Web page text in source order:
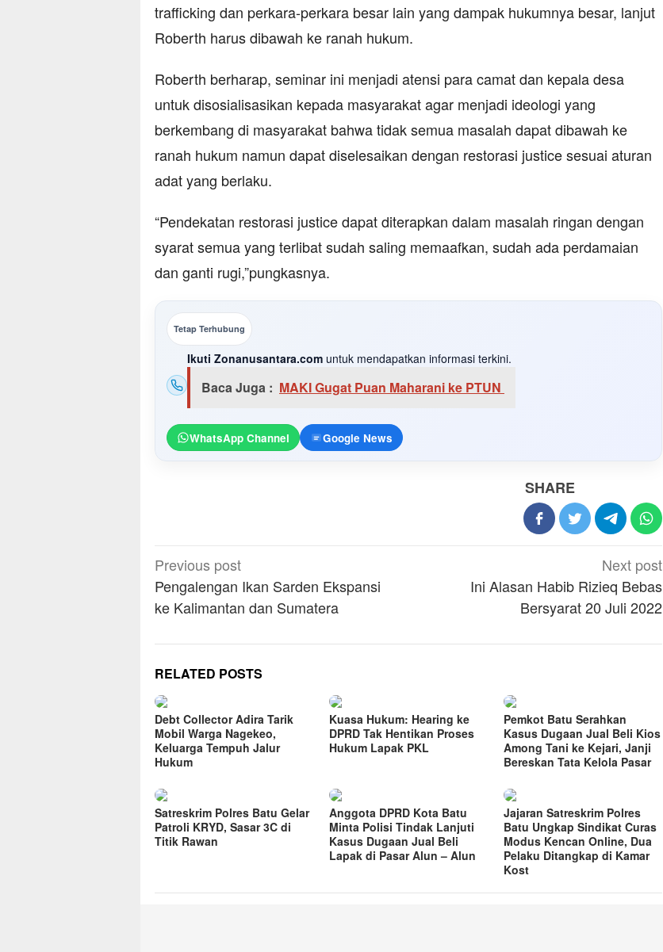
trafficking dan perkara-perkara besar lain yang dampak hukumnya besar, lanjut
Roberth harus dibawah ke ranah hukum.
Roberth berharap, seminar ini menjadi atensi para camat dan kepala desa
untuk disosialisasikan kepada masyarakat agar menjadi ideologi yang
berkembang di masyarakat bahwa tidak semua masalah dapat dibawah ke
ranah hukum namun dapat diselesaikan dengan restorasi justice sesuai aturan
adat yang berlaku.
“Pendekatan restorasi justice dapat diterapkan dalam masalah ringan dengan
syarat semua yang terlibat sudah saling memaafkan, sudah ada perdamaian
dan ganti rugi,”pungkasnya.
Tetap Terhubung
Ikuti Zonanusantara.com untuk mendapatkan informasi terkini.
Baca Juga : MAKI Gugat Puan Maharani ke PTUN
WhatsApp Channel Google News
SHARE
Post
navigation
Previous post
Pengalengan Ikan Sarden Ekspansi
ke Kalimantan dan Sumatera
Next post
Ini Alasan Habib Rizieq Bebas
Bersyarat 20 Juli 2022
RELATED POSTS
Debt Collector Adira Tarik
Mobil Warga Nagekeo,
Keluarga Tempuh Jalur
Hukum
Kuasa Hukum: Hearing ke
DPRD Tak Hentikan Proses
Hukum Lapak PKL
Pemkot Batu Serahkan
Kasus Dugaan Jual Beli Kios
Among Tani ke Kejari, Janji
Bereskan Tata Kelola Pasar
Satreskrim Polres Batu Gelar
Patroli KRYD, Sasar 3C di
Titik Rawan
Anggota DPRD Kota Batu
Minta Polisi Tindak Lanjuti
Kasus Dugaan Jual Beli
Lapak di Pasar Alun – Alun
Jajaran Satreskrim Polres
Batu Ungkap Sindikat Curas
Modus Kencan Online, Dua
Pelaku Ditangkap di Kamar
Kost